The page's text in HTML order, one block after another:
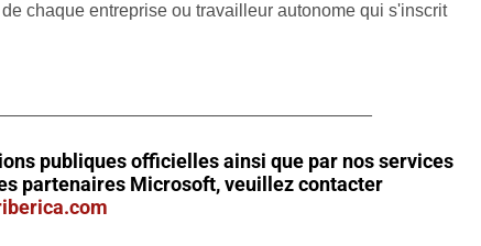
chaque entreprise ou travailleur autonome qui s'inscrit
publiques officielles ainsi que par nos services
partenaires Microsoft, veuillez contacter